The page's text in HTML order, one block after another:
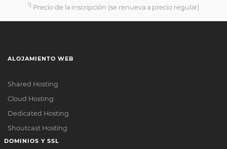
1) Precio de la inscripción (se renueva a precio regular)
ALOJAMIENTO WEB
Shared Hosting
Cloud Hosting
Dedicated Hosting
Shoutcast Hosting
DOMINIOS Y SSL